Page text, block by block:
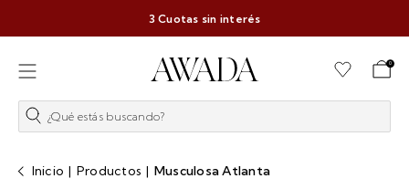
3 Cuotas sin interés
0
¿Qué estás buscando?
Inicio | Productos | Musculosa Atlanta